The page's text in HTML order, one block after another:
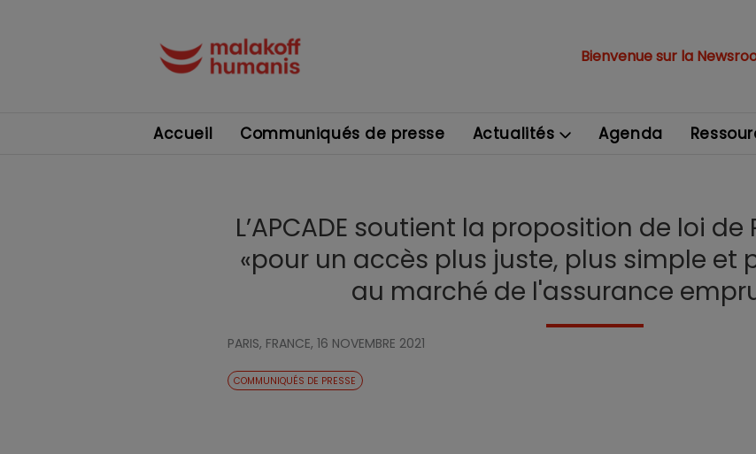
Bienvenue sur la
Accueil Communiqués de presse Actualités Agenda
L’APCADE soutient la proposition de loi
«pour un accès plus juste, plus simple et
au marché de l'assurance
PARIS, FRANCE, 16 NOVEMBRE 2021
COMMUNIQUÉS DE PRESSE